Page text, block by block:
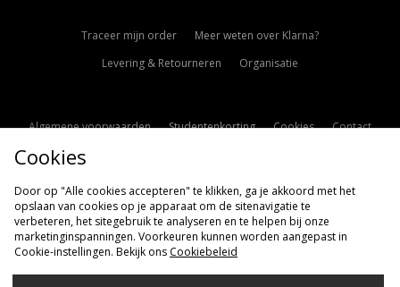
Traceer mijn order
Meer weten over Klarna?
Levering & Retourneren
Organisatie
Algemene voorwaarden Studentenkorting Cookies
Contact
Cookie Instellingen
Verzenden Naar
Cookies
Door op "Alle cookies accepteren" te klikken, ga je akkoord met het
opslaan van cookies op je apparaat om de sitenavigatie te
verbeteren, het sitegebruik te analyseren en te helpen bij onze
marketinginspanningen. Voorkeuren kunnen worden aangepast in
Cookie-instellingen. Bekijk ons Cookiebeleid